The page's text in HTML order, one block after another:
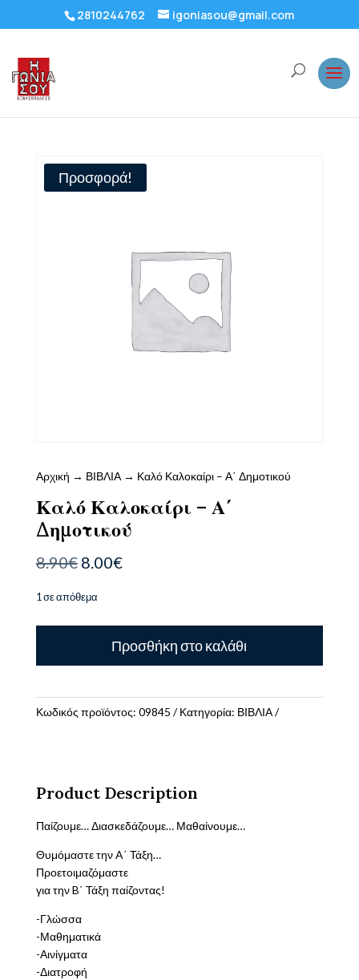
2810244762 igoniasou@gmail.com
Προσφορά!
Αρχική → ΒΙΒΛΙΑ→ Καλό Καλοκαίρι – Α΄ Δημοτικού
Καλό Καλοκαίρι – Α΄
Δημοτικού
8.90€ Original
was:
8.00€Η
8.00€.
1 σε απόθεμα
Δημοτικού
Προσθήκη στο καλάθι
Κωδικός προϊόντος: 09845 Κατηγορία: ΒΙΒΛΙΑ
Product Description
Παίζουμε… Διασκεδάζουμε… Μαθαίνουμε…
Θυμόμαστε την A΄ Τάξη…
Προετοιμαζόμαστε
για την B΄ Τάξη παίζοντας!
-Γλώσσα
-Μαθηματικά
-Αινίγματα
-Διατροφή